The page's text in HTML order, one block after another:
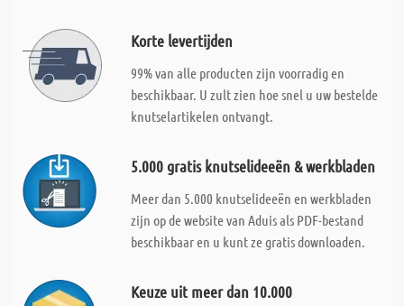
Korte levertijden
99% van alle producten zijn voorradig en
beschikbaar. U zult zien hoe snel u uw bestelde
knutselartikelen ontvangt.
5.000 gratis knutselideeën & werkbladen
Meer dan 5.000 knutselideeën en werkbladen
zijn op de website van Aduis als PDF-bestand
beschikbaar en u kunt ze gratis downloaden.
Keuze uit meer dan 10.000